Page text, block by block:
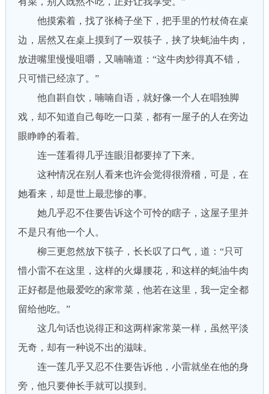
他摸索着，找了张椅子坐下，把手里的竹杖倚在桌
边，居然又在桌上摸到了一双筷子，挟了块蚝油牛肉，
放进嘴里慢慢咀嚼，又喃喃道：“这牛肉炒得真不错，
只可惜已经凉了。”
他自斟自饮，喃喃自语，就好像一个人在唱独脚
戏，却不知道自己每吃一口菜，都有一屋子的人在旁边
眼睁睁的看着。
连一莲看得几乎连眼泪都要掉了下来。
这种情况在别人看来也许会觉得很滑稽，可是，在
她看来，却是世上最悲惨的事。
她几乎忍不住要告诉这个可怜的瞎子，这屋子里并
不是只有他一个人。
柳三更忽然放下筷子，长长叹了口气，道：“只可
惜小雷不在这里，这样的火爆腰花，和这样的蚝油牛肉
正好都是他最爱吃的家常菜，他若在这里，我一定全都
留给他吃。”
这几句话也说得正和这两样家常菜一样，虽然平淡
无奇，却有一种说不出的滋味。
连一莲几乎又忍不住要告诉他，小雷就坐在他的身
旁，他只要伸长手就可以摸到。